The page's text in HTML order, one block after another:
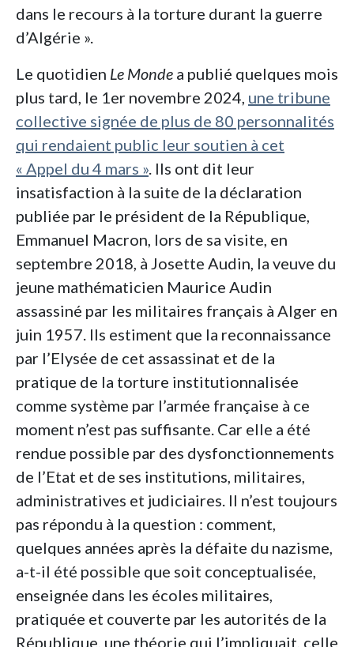
dans le recours à la torture durant la guerre
d’Algérie ».
Le quotidien Le Monde a publié quelques mois
plus tard, le 1er novembre 2024, une tribune
collective signée de plus de 80 personnalités
qui rendaient public leur soutien à cet
« Appel du 4 mars » . Ils ont dit leur
insatisfaction à la suite de la déclaration
publiée par le président de la République,
Emmanuel Macron, lors de sa visite, en
septembre 2018, à Josette Audin, la veuve du
jeune mathématicien Maurice Audin
assassiné par les militaires français à Alger en
juin 1957. Ils estiment que la reconnaissance
par l’Elysée de cet assassinat et de la
pratique de la torture institutionnalisée
comme système par l’armée française à ce
moment n’est pas suffisante. Car elle a été
rendue possible par des dysfonctionnements
de l’Etat et de ses institutions, militaires,
administratives et judiciaires. Il n’est toujours
pas répondu à la question : comment,
quelques années après la défaite du nazisme,
a-t-il été possible que soit conceptualisée,
enseignée dans les écoles militaires,
pratiquée et couverte par les autorités de la
République, une théorie qui l’impliquait, celle